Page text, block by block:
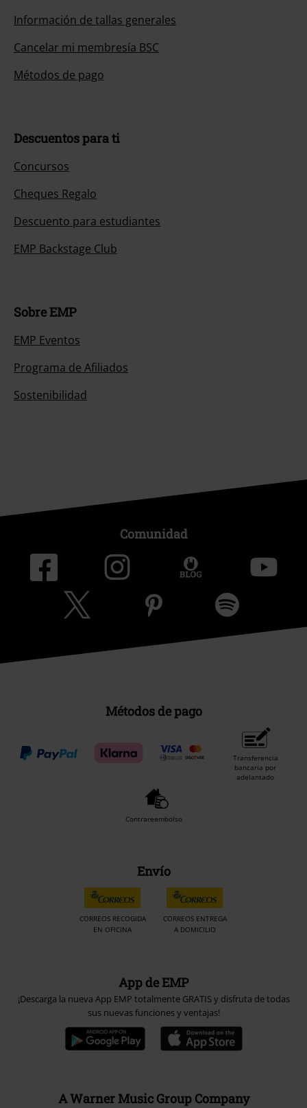
Información de tallas generales
Cancelar mi membresía BSC
Métodos de pago
Descuentos para ti
Concursos
Cheques Regalo
Descuento para estudiantes
EMP Backstage Club
Sobre EMP
EMP Eventos
Programa de Afiliados
Sostenibilidad
Comunidad
Métodos de pago
Transferencia
bancaria por
adelantado
Contrareembolso
Envío
CORREOS RECOGIDA
EN OFICINA
CORREOS ENTREGA
A DOMICILIO
App de EMP
¡Descarga la nueva App EMP totalmente GRATIS y disfruta de todas
sus nuevas funciones y ventajas!
A Warner Music Group Company